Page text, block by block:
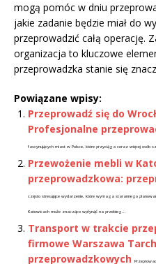
mogą pomóc w dniu
jakie zadanie będzie miał do
przeprowadzić całą operację.
organizacja to kluczowe
przeprowadzka stanie się
Powiązane wpisy:
Przeprowadź się do
Profesjonalne
fascynujących miast w Polsce, które przyciąga coraz więcej osób
Przewożenie mebli w
przeprowadzkowa:
często stresujące wydarzenie, które wymaga starannego
Katowicach może znacząco wpłynąć na przebieg...
Transport w trakcie
firmowe Warszawa
przeprowadzkowych